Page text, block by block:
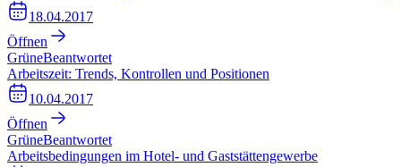
18.04.2017
Öffnen
GrüneBeantwortet
Arbeitszeit: Trends, Kontrollen und Positionen
10.04.2017
Öffnen
GrüneBeantwortet
Arbeitsbedingungen im Hotel- und Gaststättengewerbe